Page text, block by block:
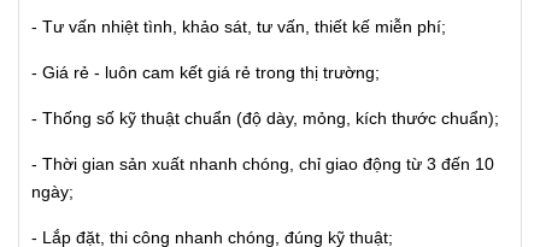
- Tư vấn nhiệt tình, khảo sát, tư vấn, thiết kế miễn phí;
- Giá rẻ - luôn cam kết giá rẻ trong thị trường;
- Thống số kỹ thuật chuẩn (độ dày, mỏng, kích thước chuẩn);
- Thời gian sản xuất nhanh chóng, chỉ giao động từ 3 đến 10
ngày;
- Lắp đặt, thi công nhanh chóng, đúng kỹ thuật;